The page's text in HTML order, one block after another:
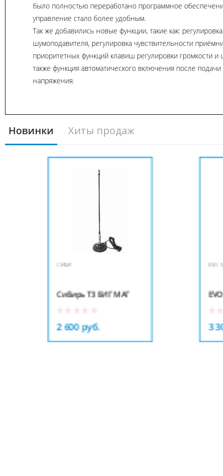
было полностью переработано программное
управление стало более удобным.
Так же добавились новые функции, такие как:
шумоподавителя, регулировка чувствительности
приоритетных функций клавиш регулировки громкости и
также функция автоматического включения после
напряжения.
Новинки Хиты продаж
СиБирь Т3 БИГ МАГ
2 600 руб.
EVO STATION
EVO
3 300 руб.